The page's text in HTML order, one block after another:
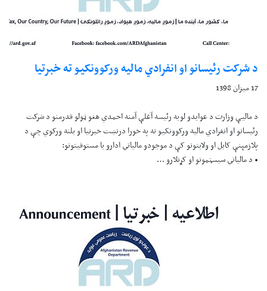
د شرکت رئيسانو او انفرادي ماليه ورکوونکيو ته خبرتيا
17 میزان 1398
د ماليې وزارت د عوايدو لويه رئيسه آغلې آمنه احمدي هغو ټولو قدرمنو د شرکت
رئيسانو او انفرادي ماليه ورکوونکيو ته په خورا درنښت خبرتيا او بلنه ورکوي چې د
پلازمېنې کابل او ولايتونو کې د موجودو مالياتي ادارو يا مستوفيتونو:
• د مالياتي سيسټمونو او کړنلارو …